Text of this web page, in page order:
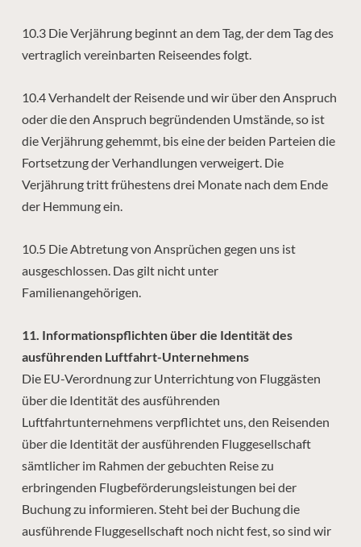
10.3 Die Verjährung beginnt an dem Tag, der dem Tag des
vertraglich vereinbarten Reiseendes folgt.
10.4 Verhandelt der Reisende und wir über den Anspruch
oder die den Anspruch begründenden Umstände, so ist
die Verjährung gehemmt, bis eine der beiden Parteien die
Fortsetzung der Verhandlungen verweigert. Die
Verjährung tritt frühestens drei Monate nach dem Ende
der Hemmung ein.
10.5 Die Abtretung von Ansprüchen gegen uns ist
ausgeschlossen. Das gilt nicht unter
Familienangehörigen.
11. Informationspflichten über die Identität des
ausführenden Luftfahrt-Unternehmens
Die EU-Verordnung zur Unterrichtung von Fluggästen
über die Identität des ausführenden
Luftfahrtunternehmens verpflichtet uns, den Reisenden
über die Identität der ausführenden Fluggesellschaft
sämtlicher im Rahmen der gebuchten Reise zu
erbringenden Flugbeförderungsleistungen bei der
Buchung zu informieren. Steht bei der Buchung die
ausführende Fluggesellschaft noch nicht fest, so sind wir